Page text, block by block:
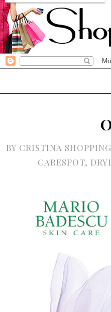
BY CRISTINA
CARESPOT,